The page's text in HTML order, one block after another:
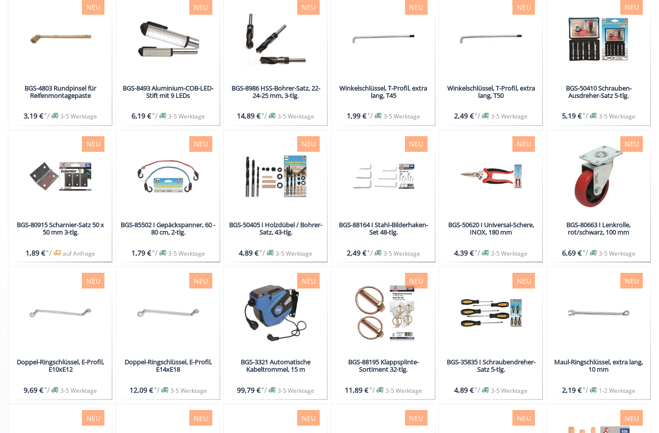
BGS-4803 Rundpinsel für
Reifenmontagepaste
3,19 €*/ 3-5 Werktage
NEU
BGS-8493 Aluminium-COB-LED-
Stift mit 9 LEDs
6,19 €*/ 3-5 Werktage
NEU
BGS-8986 HSS-Bohrer-Satz, 22-
24-25 mm, 3-tlg.
14,89 €*/ 3-5 Werktage
NEU
Winkelschlüssel, T-Profil, extra
lang, T45
1,99 €*/ 3-5 Werktage
NEU
Winkelschlüssel, T-Profil, extra
lang, T50
2,49 €*/ 3-5 Werktage
NEU
BGS-50410 Schrauben-
Ausdreher-Satz 5-tlg.
5,19 €*/ 3-5 Werktage
NEU
BGS-80915 Scharnier-Satz 50 x
50 mm 3-tlg.
1,89 €*/ auf Anfrage
NEU
BGS-85502 I Gepäckspanner, 60 -
80 cm, 2-tlg.
1,79 €*/ 3-5 Werktage
NEU
BGS-50405 I Holzdübel / Bohrer-
Satz, 43-tlg.
4,89 €*/ 3-5 Werktage
NEU
BGS-88164 I Stahl-Bilderhaken-
Set 48-tlg.
2,49 €*/ 3-5 Werktage
NEU
BGS-50620 I Universal-Schere,
INOX, 180 mm
4,39 €*/ 3-5 Werktage
NEU
BGS-80663 I Lenkrolle,
rot/schwarz, 100 mm
6,69 €*/ 3-5 Werktage
NEU
Doppel-Ringschlüssel, E-Profil,
E10xE12
9,69 €*/ 3-5 Werktage
NEU
Doppel-Ringschlüssel, E-Profil,
E14xE18
12,09 €*/ 3-5 Werktage
NEU
BGS-3321 Automatische
Kabeltrommel, 15 m
99,79 €*/ 3-5 Werktage
NEU
BGS-88195 Klappsplinte-
Sortiment 32-tlg.
11,89 €*/ 3-5 Werktage
NEU
BGS-35835 I Schraubendreher-
Satz 5-tlg.
4,89 €*/ 3-5 Werktage
NEU
Maul-Ringschlüssel, extra lang,
10 mm
2,19 €*/ 1-2 Werktage
NEU
NEU NEU NEU NEU NEU NEU